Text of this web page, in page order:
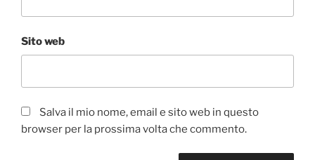
Sito web
Salva il mio nome, email e sito web in questo
browser per la prossima volta che commento.